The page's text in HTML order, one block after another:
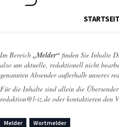
Im Bereich „Melder“ finden Sie Inhalte
also um aktuelle, redaktionell nicht
genannten Absender außerhalb unseres
Für die Inhalte sind allein die
redaktion@l-iz.de oder kontaktieren den
Melder Wortmelder